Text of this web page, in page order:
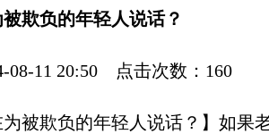
欺负的年轻人说话？
08-11 20:50 点击次数：160
为被欺负的年轻人说话？】如果